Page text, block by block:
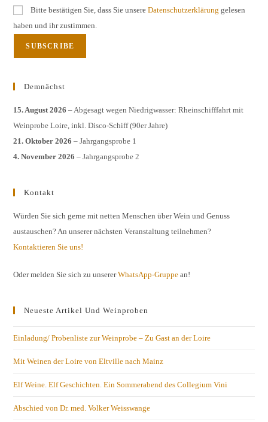
Bitte bestätigen Sie, dass Sie unsereDatenschutzerklärung gelesen
haben und ihr zustimmen.
Demnächst
15. August 2026 – Abgesagt wegen Niedrigwasser: Rheinschifffahrt mit
Weinprobe Loire, inkl. Disco-Schiff (90er Jahre)
21. Oktober 2026 – Jahrgangsprobe 1
4. November 2026 – Jahrgangsprobe 2
Kontakt
Würden Sie sich gerne mit netten Menschen über Wein und Genuss
austauschen? An unserer nächsten Veranstaltung teilnehmen?
Kontaktieren Sie uns!
Oder melden Sie sich zu unsererWhatsApp-Gruppe an!
Neueste Artikel Und Weinproben
Einladung/ Probenliste zur Weinprobe – Zu Gast an der Loire
Mit Weinen der Loire von Eltville nach Mainz
Elf Weine. Elf Geschichten. Ein Sommerabend des Collegium Vini
Abschied von Dr. med. Volker Weisswange